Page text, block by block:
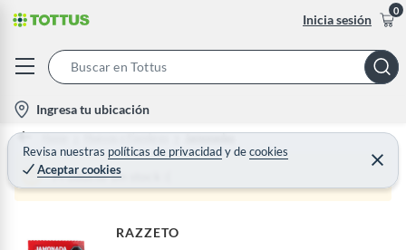
Inicia sesión
0
h
o
t
Ingresa tu ubicación
Revisa nuestras políticas de privacidadydecookies
Aceptar cookies
C
e
r
Home Huevos y Fiambres Jamonadas
Producto sin stock :(
RAZZETO